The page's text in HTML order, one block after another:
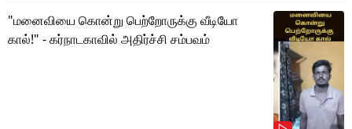
"மனைவியை கொன்று பெற்றோருக்கு வீடியோ
கால்!" - கர்நாடகாவில் அதிர்ச்சி சம்பவம்